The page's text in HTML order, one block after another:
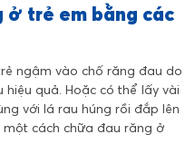
ở trẻ em bằng các
ngậm vào chố răng đau do
quả. Hoặc có thể lấy vài
với lá rau húng rồi đắp lên
cách chữa đau răng ở